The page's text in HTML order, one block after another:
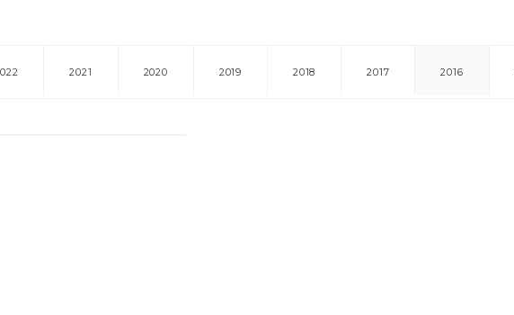
2021 2020 2019 2018 2017 2016